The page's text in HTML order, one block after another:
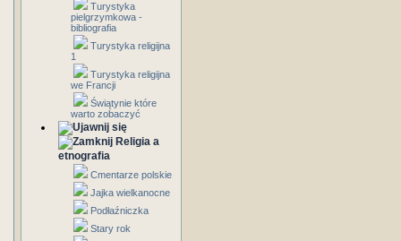
Turystyka
pielgrzymkowa -
bibliografia
Turystyka religijna
1
Turystyka religijna
we Francji
Świątynie które
warto zobaczyć
Religia a
etnografia
Cmentarze polskie
Jajka wielkanocne
Podłaźniczka
Stary rok